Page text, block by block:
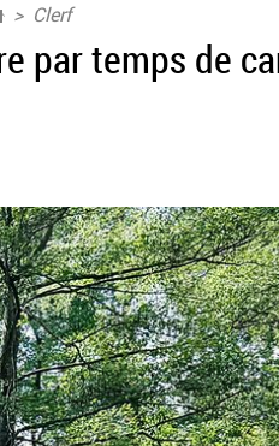
Clerf
par temps de